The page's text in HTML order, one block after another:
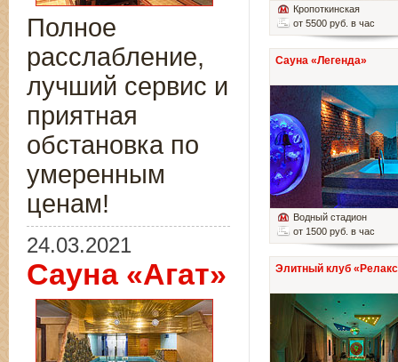
Кропоткинская
от 5500 руб. в час
Сауна «Легенда»
Водный стадион
от 1500 руб. в час
Элитный клуб
Полное
расслабление,
лучший сервис и
приятная
обстановка по
умеренным
ценам!
24.03.2021
Сауна «Агат»